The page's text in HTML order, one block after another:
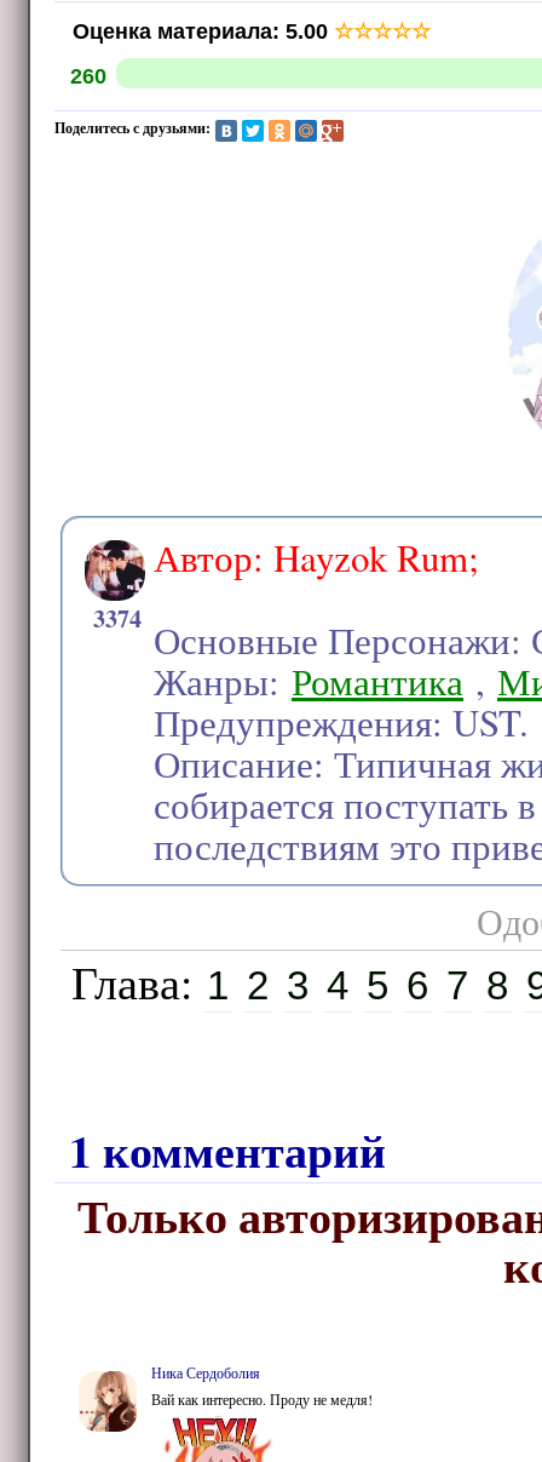
Оценка материала: 5.00 ☆☆☆☆☆
260
Поделитесь с друзьями:
3374
Автор: Hayzok Rum;
Основные Персонажи:
Жанры: Романтика ,
Предупреждения: UST.
Описание: Типичная
собирается
последствиям это
Глава: 1 2 3 4 5 6 7 8
1 комментарий
Только
Ника Сердоболия
Вай как интересно. Проду не медля!